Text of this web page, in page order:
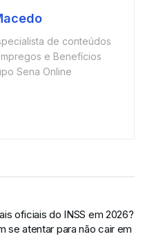
de conteúdos
e Benefícios
Sena Online
oficiais do INSS em 2026?
se atentar para não cair em